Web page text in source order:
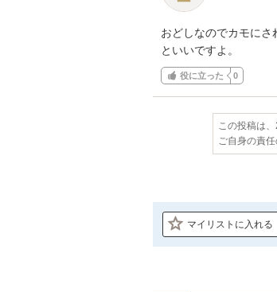
おどしなのでカモにさ
といいですよ。
役に立った 0
この投稿は
ご自身の責
マイリストに入れる